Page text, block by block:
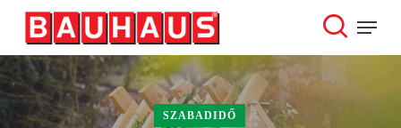
Skip
main
content
search
Menu
SZABADIDŐ
Close